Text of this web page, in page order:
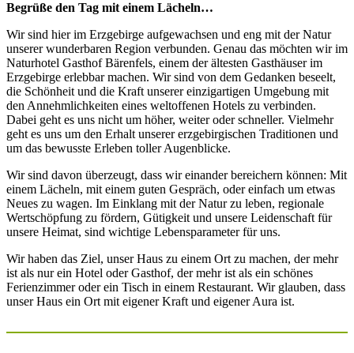
Begrüße den Tag mit einem Lächeln…
Wir sind hier im Erzgebirge aufgewachsen und eng mit der Natur
unserer wunderbaren Region verbunden. Genau das möchten wir im
Naturhotel Gasthof Bärenfels, einem der ältesten Gasthäuser im
Erzgebirge erlebbar machen. Wir sind von dem Gedanken beseelt,
die Schönheit und die Kraft unserer einzigartigen Umgebung mit
den Annehmlichkeiten eines weltoffenen Hotels zu verbinden.
Dabei geht es uns nicht um höher, weiter oder schneller. Vielmehr
geht es uns um den Erhalt unserer erzgebirgischen Traditionen und
um das bewusste Erleben toller Augenblicke.
Wir sind davon überzeugt, dass wir einander bereichern können: Mit
einem Lächeln, mit einem guten Gespräch, oder einfach um etwas
Neues zu wagen. Im Einklang mit der Natur zu leben, regionale
Wertschöpfung zu fördern, Gütigkeit und unsere Leidenschaft für
unsere Heimat, sind wichtige Lebensparameter für uns.
Wir haben das Ziel, unser Haus zu einem Ort zu machen, der mehr
ist als nur ein Hotel oder Gasthof, der mehr ist als ein schönes
Ferienzimmer oder ein Tisch in einem Restaurant. Wir glauben, dass
unser Haus ein Ort mit eigener Kraft und eigener Aura ist.